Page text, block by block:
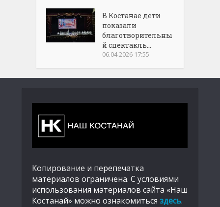
В Костанае дети
показали
благотворительны
й спектакль...
06.04.2026 17:55
Копирование и перепечатка
материалов ограничена. С условиями
использования материалов сайта «Наш
Костанай» можно ознакомиться здесь.